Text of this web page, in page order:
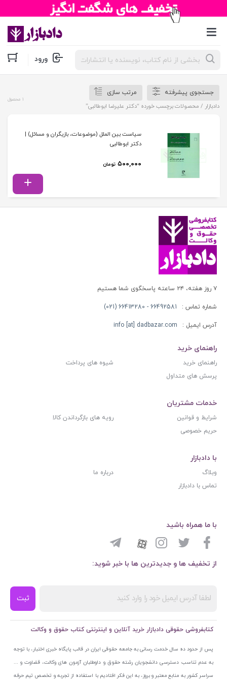
جستجوی
محصولات ورود
جستجوی پیشرفته
مرتب سازی
دادبازار / محصولات برچسب خورده “دکتر علیرضا ابوطالبی”
1 محصول
سیاست بین الملل (موضوعات، بازیگران و مسائل) |
دکتر ابوطالبی
۵۰۰,۰۰۰ تومان
۷ روز هفته، ۲۴ ساعته پاسخگوی شما هستیم
شماره تماس : 66492581 - 66413280 (021)
آدرس ایمیل : info [at] dadbazar.com
راهنمای خرید
راهنمای خرید
شیوه های پرداخت
پرسش های متداول
خدمات مشتریان
شرایط و قوانین
رویه های بازگرداندن کالا
حریم خصوصی
با دادبازار
وبلاگ
درباره ما
تماس با دادبازار
از تخفیف ها و جدیدترین ها با خبر شوید:
ثبت
با ما همراه باشید
کتابفروشی حقوقی دادبازار خرید آنلاین و اینترنتی کتاب حقوق و وکالت
پس از حدود ده سال خدمت رسانی به جامعه حقوقی ایران در قالب پایگاه خبری اختبار، با توجه
به عدم تناسب دسترسی دانشجویان رشته حقوق و داوطلبان آزمون های وکالت، قضاوت و ...
سراسر کشور به منابع معتبر و بروز، به این فکر افتادیم با استفاده از تجربه و تخصص تیم حرفه